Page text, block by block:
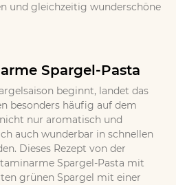
und gleichzeitig wunderschöne
Spargel-Pasta
beginnt, landet das
besonders häufig auf dem
nur aromatisch und
auch wunderbar in schnellen
Dieses Rezept von der
Spargel-Pasta mit
grünen Spargel mit einer